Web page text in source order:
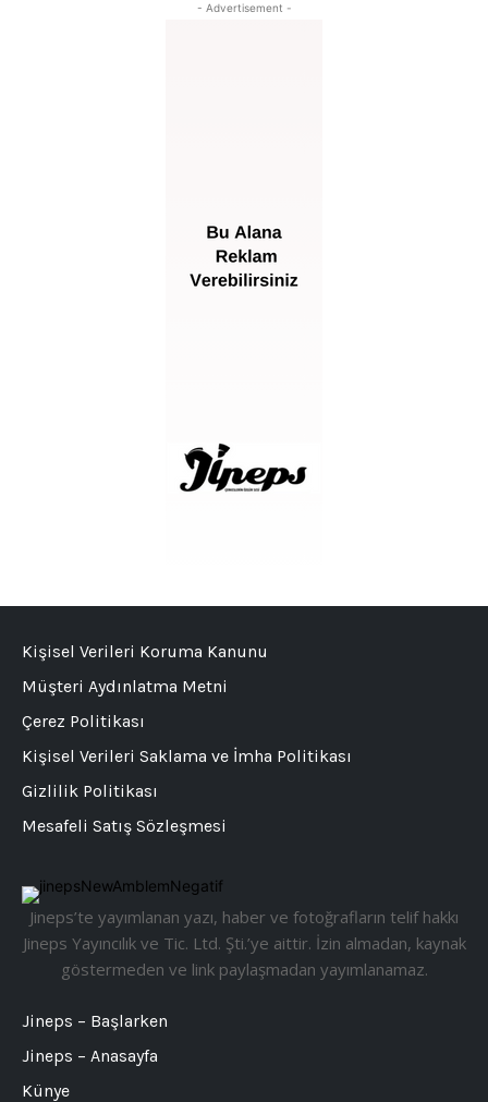
- Advertisement -
Jineps’te yayımlanan yazı, haber ve fotoğrafların telif hakkı
Jineps Yayıncılık ve Tic. Ltd. Şti.’ye aittir. İzin almadan, kaynak
göstermeden ve link paylaşmadan yayımlanamaz.
Jineps – Başlarken
Jineps – Anasayfa
Künye
Kişisel Verileri Koruma Kanunu
Müşteri Aydınlatma Metni
Çerez Politikası
Kişisel Verileri Saklama ve İmha Politikası
Gizlilik Politikası
Mesafeli Satış Sözleşmesi